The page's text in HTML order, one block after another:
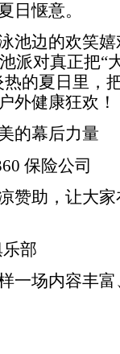
日惬意。
池边的欢笑
派对真正把“
的夏日里，
外健康狂欢！
的幕后力量
保险公司
赞助，让大
部
一场内容丰